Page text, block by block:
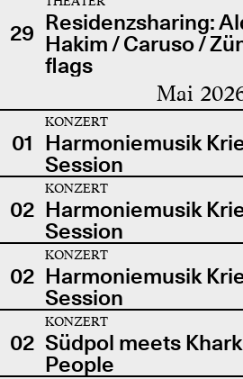
29 Residenzsharing:
Hakim / Caruso /
flags
Mai
01
KONZERT
Harmoniemusik
Session
02
KONZERT
Harmoniemusik
Session
02
KONZERT
Harmoniemusik
Session
02
KONZERT
Südpol meets
People